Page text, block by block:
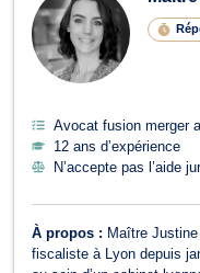
Avocat fusion merger
12 ans d’expérience
N’accepte pas l’aide
À propos : Maître
fiscaliste à Lyon depuis